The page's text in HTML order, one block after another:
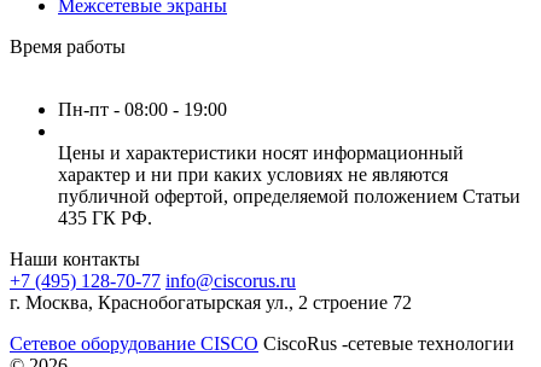
Межсетевые экраны
Время работы
Пн-пт - 08:00 - 19:00
Цены и характеристики носят информационный
характер и ни при каких условиях не являются
публичной офертой, определяемой положением Статьи
435 ГК РФ.
Наши контакты
+7 (495) 128-70-77 info@ciscorus.ru
г. Москва, Краснобогатырская ул., 2 строение 72
Сетевое оборудование CISCO CiscoRus -сетевые технологии